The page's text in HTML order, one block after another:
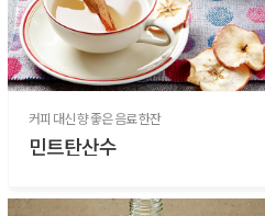
커피 대신 향 좋은 음료 한잔
민트탄산수